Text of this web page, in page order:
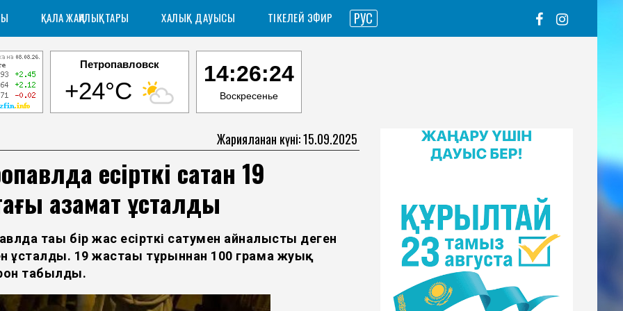
ҚАЛА ЖАҢАЛЫҚТАРЫ ХАЛЫҚ ДАУЫСЫ ТІКЕЛЕЙ ЭФИР РУС
Петропавловск
+24°C
14:26:25
Воскресенье
Жарияланған күні: 15.09.2025
есірткі сатқан 19
азамат ұсталды
тағы бір жас есірткі сатумен айналысты деген
ұсталды. 19 жастағы тұрғыннан 100 грамға жуық
табылды.